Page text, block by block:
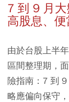
7 到 9 月大
高股息、便
由於台股上半
區間整理期，
險指南： 7 到 9
略應偏向保守